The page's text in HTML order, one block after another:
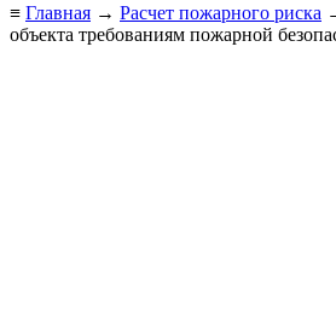
≡ Главная → Расчет пожарного риска
объекта требованиям пожарной